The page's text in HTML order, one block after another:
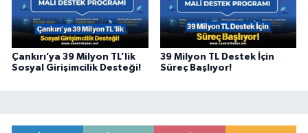
Çankırı’ya 39 Milyon TL’lik
Sosyal Girişimcilik Desteği!
39 Milyon TL Destek İçin
Süreç Başlıyor!